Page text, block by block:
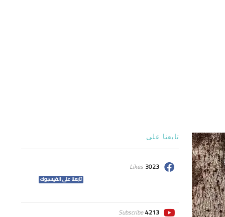
تابعنا على
3023
Likes
تابعنا على الفيسبوك
4213
Subscribe